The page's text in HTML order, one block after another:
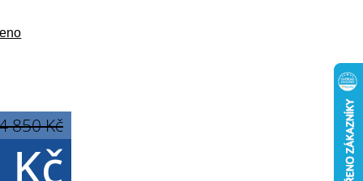
850 Kč